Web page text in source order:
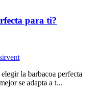
para ti?
la barbacoa perfecta
se adapta a t...